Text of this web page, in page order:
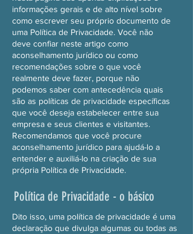
informações gerais e de alto nível sobre
como escrever seu próprio documento de
uma Política de Privacidade. Você não
deve confiar neste artigo como
aconselhamento jurídico ou como
recomendações sobre o que você
realmente deve fazer, porque não
podemos saber com antecedência quais
são as políticas de privacidade específicas
que você deseja estabelecer entre sua
empresa e seus clientes e visitantes.
Recomendamos que você procure
aconselhamento jurídico para ajudá-lo a
entender e auxiliá-lo na criação de sua
própria Política de Privacidade.
Política de Privacidade - o básico
Dito isso, uma política de privacidade é uma
declaração que divulga algumas ou todas as